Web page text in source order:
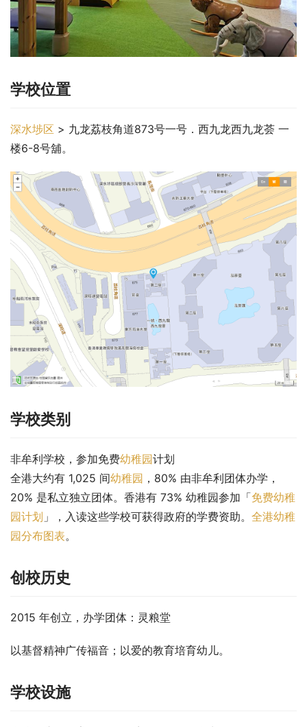
学校位置
深水埗区 > 九龙荔枝角道873号一号．西九龙西九龙荟 一
楼6-8号舖。
学校类别
非牟利学校，参加免费幼稚园计划
全港大约有 1,025 间幼稚园 ，80% 由非牟利团体办学，
20% 是私立独立团体。香港有 73% 幼稚园参加「免费幼稚
园计划 」，入读这些学校可获得政府的学费资助。 全港幼稚
园分布图表。
创校历史
2015 年创立，办学团体：灵粮堂
以基督精神广传福音；以爱的教育培育幼儿。
学校设施